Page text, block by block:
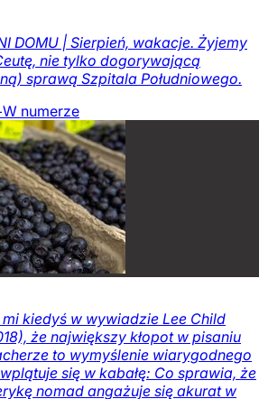
DOMU | Sierpień, wakacje. Żyjemy
nie tylko dogorywającą
sprawą Szpitala Południowego.
W numerze
mi kiedyś w wywiadzie Lee Child
że największy kłopot w pisaniu
to wymyślenie wiarygodnego
się w kabałę: Co sprawia, że
nomad angażuje się akurat w